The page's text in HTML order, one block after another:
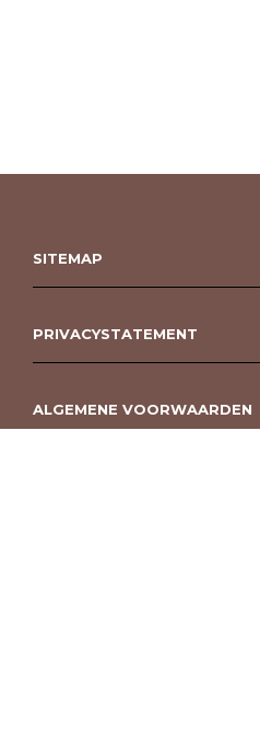
SITEMAP
PRIVACYSTATEMENT
ALGEMENE VOORWAARDEN